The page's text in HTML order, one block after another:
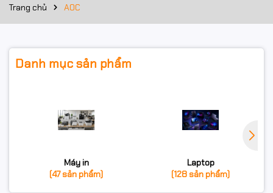
Trang chủ AOC
Danh mục sản phẩm
Máy in
(47 sản phẩm)
Laptop
(128 sản phẩm)